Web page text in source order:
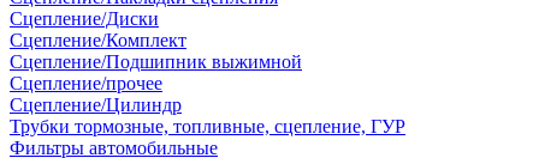
Сцепление/Диски
Сцепление/Комплект
Сцепление/Подшипник выжимной
Сцепление/прочее
Сцепление/Цилиндр
Трубки тормозные, топливные, сцепление, ГУР
Фильтры автомобильные